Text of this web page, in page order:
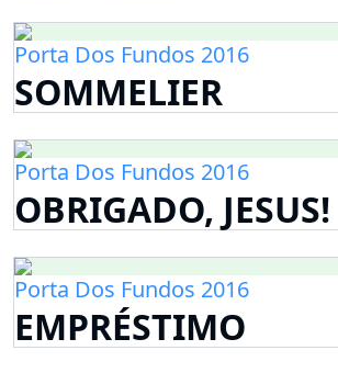
Porta Dos Fundos 2016
SOMMELIER
Porta Dos Fundos 2016
OBRIGADO, JESUS!
Porta Dos Fundos 2016
EMPRÉSTIMO